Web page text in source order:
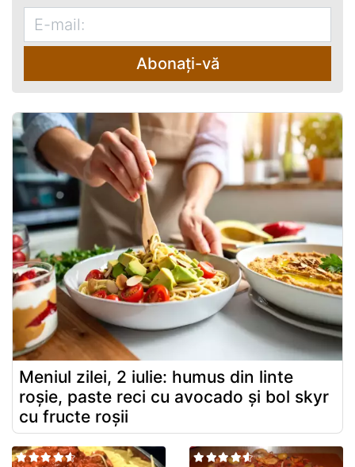
Abonați-vă
Meniul zilei, 2 iulie: humus din linte
roșie, paste reci cu avocado și bol skyr
cu fructe roșii